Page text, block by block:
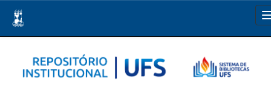
navigation